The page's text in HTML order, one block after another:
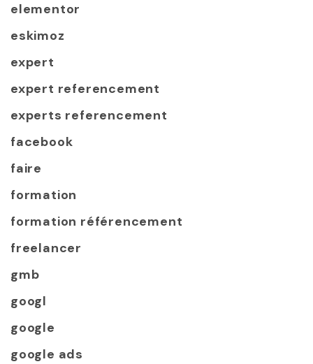
elementor
eskimoz
expert
expert referencement
experts referencement
facebook
faire
formation
formation référencement
freelancer
gmb
googl
google
google ads